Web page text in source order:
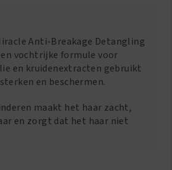
Anti-Breakage Detangling
vochtrijke formule voor
en kruidenextracten gebruikt
en beschermen.
maakt het haar zacht,
en zorgt dat het haar niet